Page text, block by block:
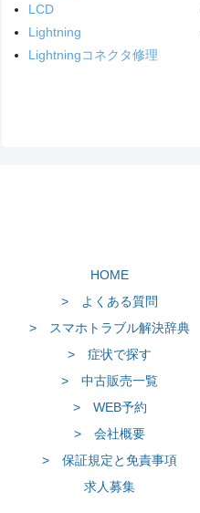
LCD
Lightning
Lightningコネクタ修理
HOME
> よくある質問
> スマホトラブル解決辞典
> 症状で探す
> 中古販売一覧
> WEB予約
> 会社概要
> 保証規定と免責事項
求人募集